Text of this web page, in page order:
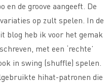
de groove aangeeft. De
op zult spelen. In de
blog heb ik voor het gemak
met een ‘rechte’
in swing (shuffle) spelen.
hihat-patronen die